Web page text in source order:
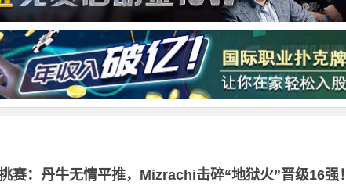
赛：丹牛无情平推，Mizrachi击碎“地狱火”晋级16强！